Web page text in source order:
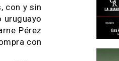
y semejanzas con
la crisis china
de la producción.
principal cliente